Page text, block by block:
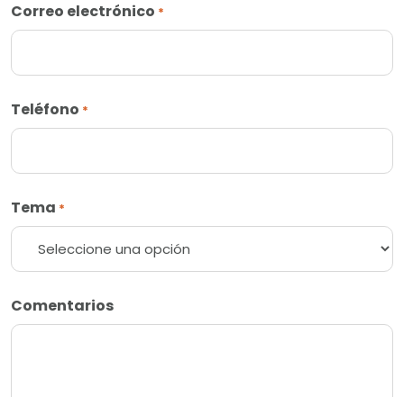
Correo electrónico *
Teléfono *
Tema *
Comentarios